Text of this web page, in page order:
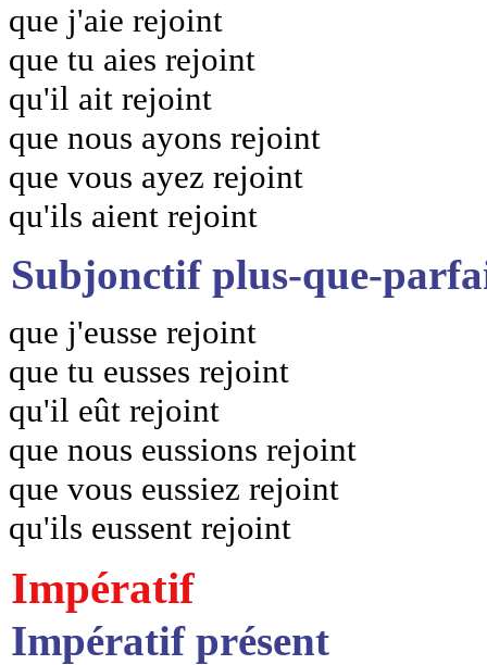
que j'aie rejoint
que tu aies rejoint
qu'il ait rejoint
que nous ayons rejoint
que vous ayez rejoint
qu'ils aient rejoint
Subjonctif plus-que-
que j'eusse rejoint
que tu eusses rejoint
qu'il eût rejoint
que nous eussions rejoint
que vous eussiez rejoint
qu'ils eussent rejoint
Impératif
Impératif présent